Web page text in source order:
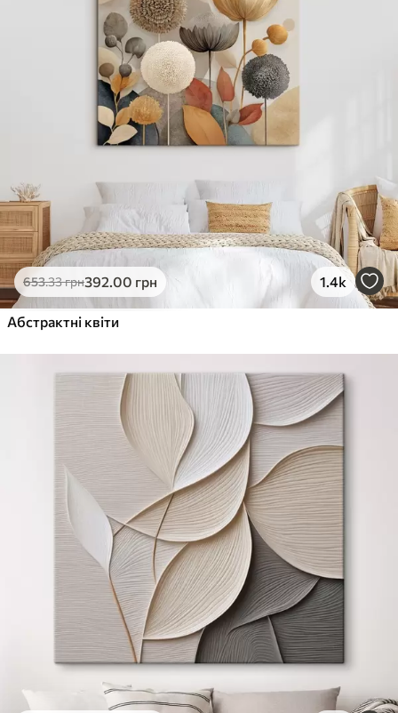
653.33грн392.00 грн 1.4k
Абстрактні квіти